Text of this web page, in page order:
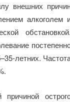
внешних
алкоголем
обстановкой.
летних.